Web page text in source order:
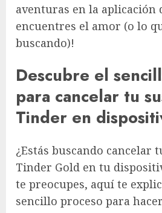
aventuras en la aplicación
encuentres el amor (o lo
buscando)!
Descubre el
para cancelar tu
Tinder en
¿Estás buscando cancelar
Tinder Gold en tu
te preocupes, aquí te
sencillo proceso para